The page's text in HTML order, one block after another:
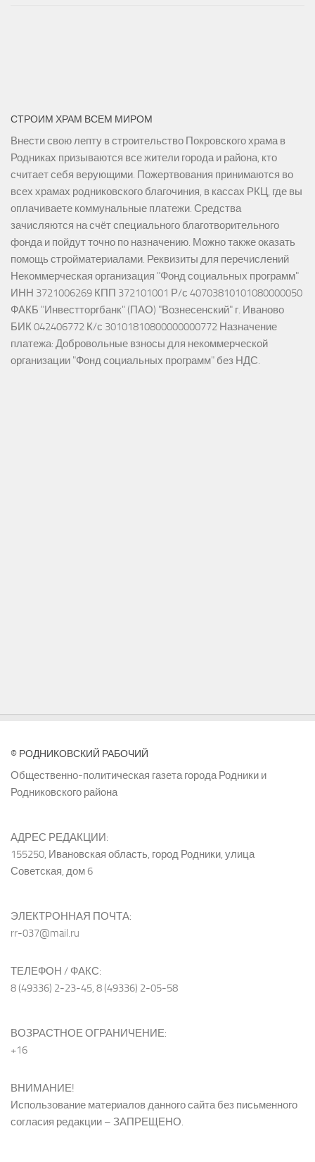
СТРОИМ ХРАМ ВСЕМ МИРОМ
Внести свою лепту в строительство Покровского храма в
Родниках призываются все жители города и района, кто
считает себя верующими. Пожертвования принимаются во
всех храмах родниковского благочиния, в кассах РКЦ, где вы
оплачиваете коммунальные платежи. Средства
зачисляются на счёт специального благотворительного
фонда и пойдут точно по назначению. Можно также оказать
помощь стройматериалами. Реквизиты для перечислений
Некоммерческая организация "Фонд социальных программ"
ИНН 3721006269 КПП 372101001 Р/с 40703810101080000050
ФАКБ "Инвестторгбанк" (ПАО) "Вознесенский" г. Иваново
БИК 042406772 К/с 30101810800000000772 Назначение
платежа: Добровольные взносы для некоммерческой
организации "Фонд социальных программ" без НДС.
© РОДНИКОВСКИЙ РАБОЧИЙ
Общественно-политическая газета города Родники и
Родниковского района
АДРЕС РЕДАКЦИИ:
155250, Ивановская область, город Родники, улица
Советская, дом 6
ЭЛЕКТРОННАЯ ПОЧТА:
rr-037@mail.ru
ТЕЛЕФОН / ФАКС:
8 (49336) 2-23-45, 8 (49336) 2-05-58
ВОЗРАСТНОЕ ОГРАНИЧЕНИЕ:
+16
ВНИМАНИЕ!
Использование материалов данного сайта без письменного
согласия редакции – ЗАПРЕЩЕНО.